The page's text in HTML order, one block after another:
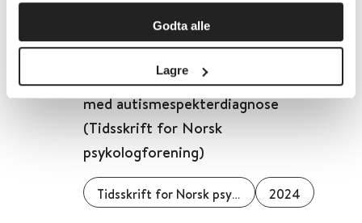
Godta alle
Lagre
Fagbidrag: Grupper for ungdom
med autismespekterdiagnose
(Tidsskrift for Norsk
psykologforening)
Tidsskrift for Norsk psykologforening 2024